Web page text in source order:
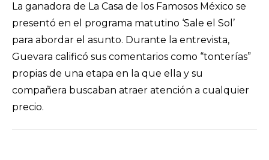
La ganadora de La Casa de los Famosos México se
presentó en el programa matutino ‘Sale el Sol’
para abordar el asunto. Durante la entrevista,
Guevara calificó sus comentarios como “tonterías”
propias de una etapa en la que ella y su
compañera buscaban atraer atención a cualquier
precio.